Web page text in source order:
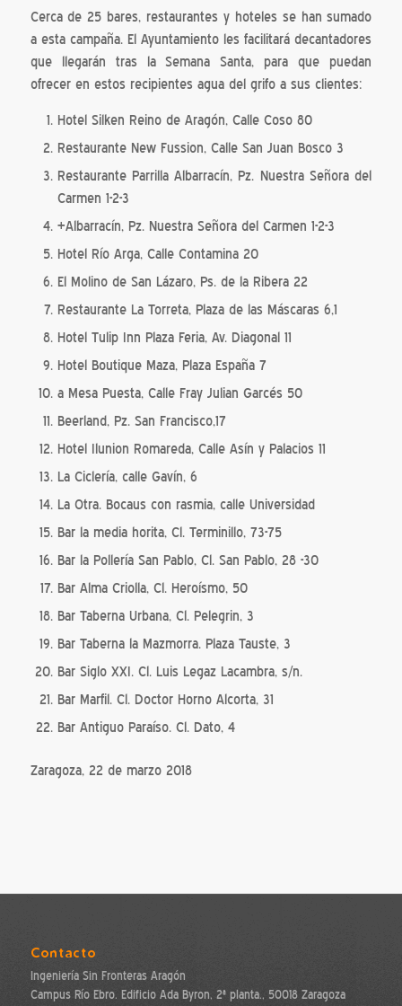
Cerca de 25 bares, restaurantes y hoteles se han sumado
a esta campaña. El Ayuntamiento les facilitará decantadores
que llegarán tras la Semana Santa, para que puedan
ofrecer en estos recipientes agua del grifo a sus clientes:
Hotel Silken Reino de Aragón, Calle Coso 80
Restaurante New Fussion, Calle San Juan Bosco 3
Restaurante Parrilla Albarracín, Pz. Nuestra Señora del
Carmen 1-2-3
+Albarracín, Pz. Nuestra Señora del Carmen 1-2-3
Hotel Río Arga, Calle Contamina 20
El Molino de San Lázaro, Ps. de la Ribera 22
Restaurante La Torreta, Plaza de las Máscaras 6,1
Hotel Tulip Inn Plaza Feria, Av. Diagonal 11
Hotel Boutique Maza, Plaza España 7
a Mesa Puesta, Calle Fray Julian Garcés 50
Beerland, Pz. San Francisco,17
Hotel Ilunion Romareda, Calle Asín y Palacios 11
La Ciclería, calle Gavín, 6
La Otra. Bocaus con rasmia, calle Universidad
Bar la media horita, Cl. Terminillo, 73-75
Bar la Pollería San Pablo, Cl. San Pablo, 28 -30
Bar Alma Criolla, Cl. Heroísmo, 50
Bar Taberna Urbana, Cl. Pelegrin, 3
Bar Taberna la Mazmorra. Plaza Tauste, 3
Bar Siglo XXI. Cl. Luis Legaz Lacambra, s/n.
Bar Marfil. Cl. Doctor Horno Alcorta, 31
Bar Antiguo Paraíso. Cl. Dato, 4
Zaragoza, 22 de marzo 2018
Contacto
Ingeniería Sin Fronteras Aragón
Campus Río Ebro. Edificio Ada Byron, 2ª planta., 50018 Zaragoza